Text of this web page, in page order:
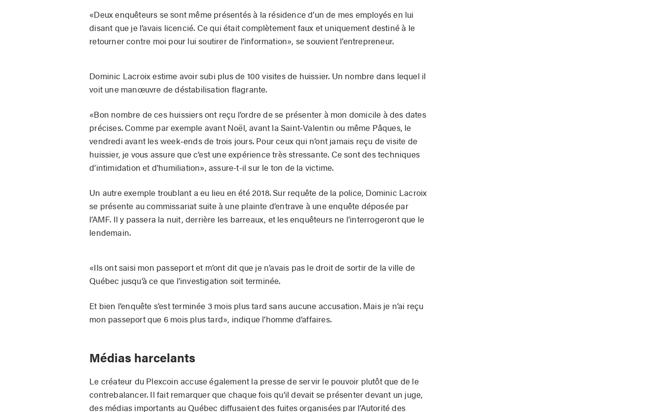
«Deux enquêteurs se sont même présentés à la résidence d’un de mes employés en lui
disant que je l’avais licencié. Ce qui était complètement faux et uniquement destiné à le
retourner contre moi pour lui soutirer de l’information», se souvient l’entrepreneur.
Dominic Lacroix estime avoir subi plus de 100 visites de huissier. Un nombre dans lequel il
voit une manœuvre de déstabilisation flagrante.
«Bon nombre de ces huissiers ont reçu l’ordre de se présenter à mon domicile à des dates
précises. Comme par exemple avant Noël, avant la Saint‐Valentin ou même Pâques, le
vendredi avant les week‐ends de trois jours. Pour ceux qui n’ont jamais reçu de visite de
huissier, je vous assure que c’est une expérience très stressante. Ce sont des techniques
d’intimidation et d’humiliation», assure-t-il sur le ton de la victime.
Un autre exemple troublant a eu lieu en été 2018. Sur requête de la police, Dominic Lacroix
se présente au commissariat suite à une plainte d’entrave à une enquête déposée par
l’AMF. Il y passera la nuit, derrière les barreaux, et les enquêteurs ne l’interrogeront que le
lendemain.
«Ils ont saisi mon passeport et m’ont dit que je n’avais pas le droit de sortir de la ville de
Québec jusqu’à ce que l’investigation soit terminée.
Et bien l’enquête s’est terminée 3 mois plus tard sans aucune accusation. Mais je n’ai reçu
mon passeport que 6 mois plus tard», indique l’homme d’affaires.
Médias harcelants
Le créateur du Plexcoin accuse également la presse de servir le pouvoir plutôt que de le
contrebalancer. Il fait remarquer que chaque fois qu’il devait se présenter devant un juge,
des médias importants au Québec diffusaient des fuites organisées par l’Autorité des